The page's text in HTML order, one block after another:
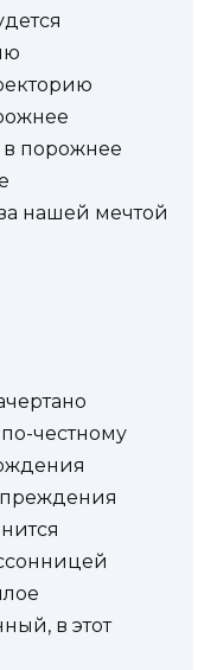
в порожнее
нашей мечтой
честному
в этот